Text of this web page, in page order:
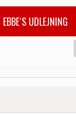
UDLEJNING